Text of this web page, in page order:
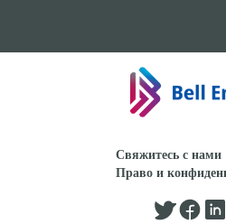
Свяжитесь с нами
Право и